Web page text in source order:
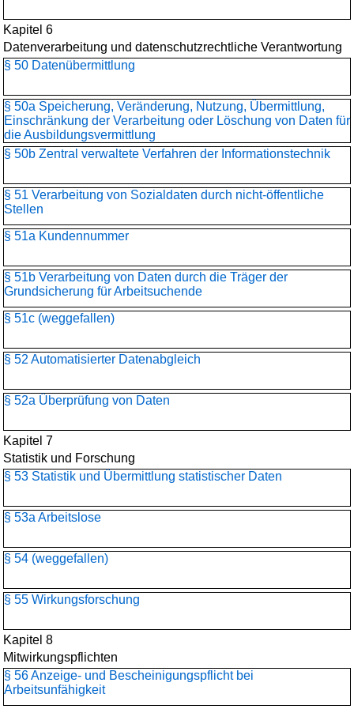
Kapitel 6
Datenverarbeitung und datenschutzrechtliche Verantwortung
§ 50 Datenübermittlung
§ 50a Speicherung, Veränderung, Nutzung, Übermittlung,
Einschränkung der Verarbeitung oder Löschung von Daten für
die Ausbildungsvermittlung
§ 50b Zentral verwaltete Verfahren der Informationstechnik
§ 51 Verarbeitung von Sozialdaten durch nicht-öffentliche
Stellen
§ 51a Kundennummer
§ 51b Verarbeitung von Daten durch die Träger der
Grundsicherung für Arbeitsuchende
§ 51c (weggefallen)
§ 52 Automatisierter Datenabgleich
§ 52a Überprüfung von Daten
Kapitel 7
Statistik und Forschung
§ 53 Statistik und Übermittlung statistischer Daten
§ 53a Arbeitslose
§ 54 (weggefallen)
§ 55 Wirkungsforschung
Kapitel 8
Mitwirkungspflichten
§ 56 Anzeige- und Bescheinigungspflicht bei
Arbeitsunfähigkeit